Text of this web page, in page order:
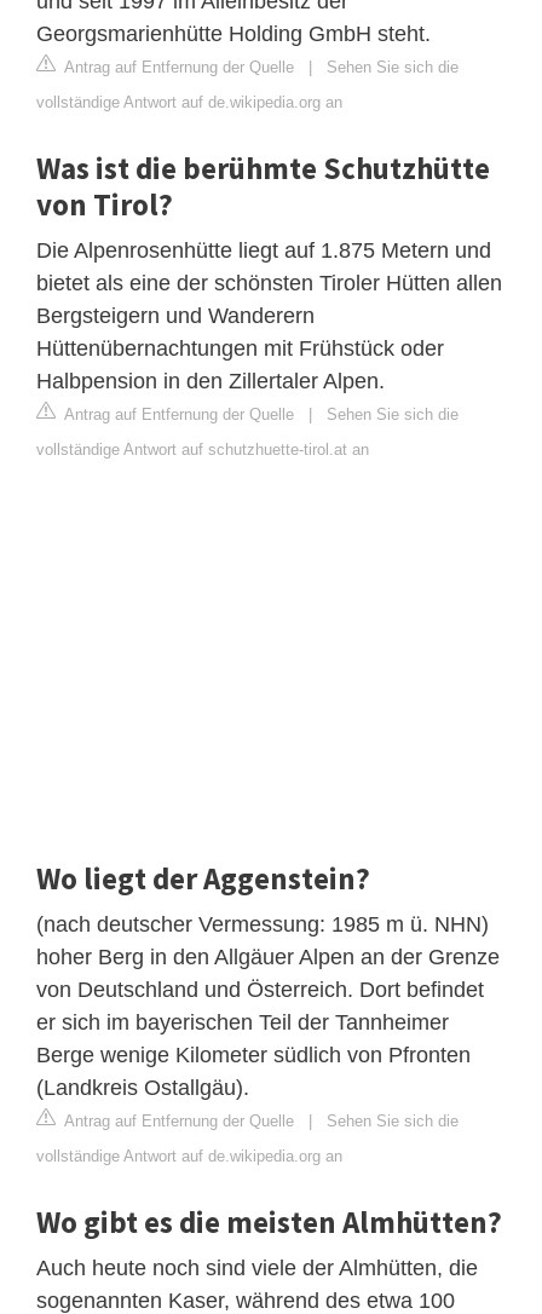
Georgsmarienhütte Holding GmbH steht.
Antrag auf Entfernung der Quelle | Sehen Sie sich die
vollständige Antwort auf de.wikipedia.org an
Was ist die berühmte Schutzhütte
von Tirol?
Die Alpenrosenhütte liegt auf 1.875 Metern und
bietet als eine der schönsten Tiroler Hütten allen
Bergsteigern und Wanderern
Hüttenübernachtungen mit Frühstück oder
Halbpension in den Zillertaler Alpen.
Antrag auf Entfernung der Quelle | Sehen Sie sich die
vollständige Antwort auf schutzhuette-tirol.at an
Wo liegt der Aggenstein?
(nach deutscher Vermessung: 1985 m ü. NHN)
hoher Berg in den Allgäuer Alpen an der Grenze
von Deutschland und Österreich. Dort befindet
er sich im bayerischen Teil der Tannheimer
Berge wenige Kilometer südlich von Pfronten
(Landkreis Ostallgäu).
Antrag auf Entfernung der Quelle | Sehen Sie sich die
vollständige Antwort auf de.wikipedia.org an
Wo gibt es die meisten Almhütten?
Auch heute noch sind viele der Almhütten, die
sogenannten Kaser, während des etwa 100